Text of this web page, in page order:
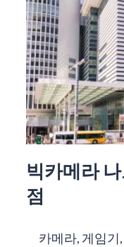
빅카메라
점
카메라, 게임기